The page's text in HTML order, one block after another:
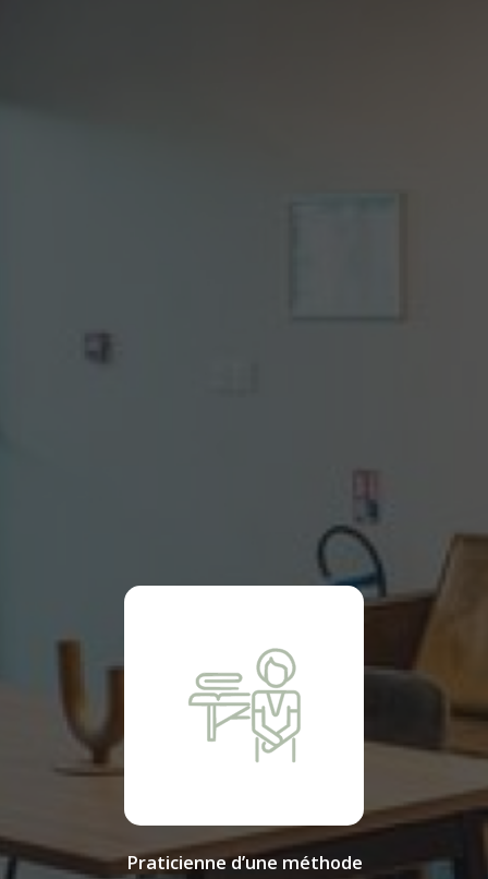
Praticienne d’une méthode